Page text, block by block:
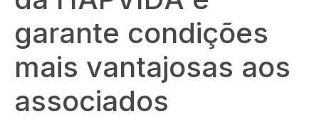
garante condições
mais vantajosas aos
associados